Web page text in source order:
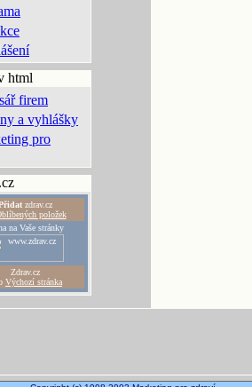
html
firem
a vyhlášky
pro
zdrav.cz
položek
na Vaše stránky
Zdrav.cz
Výchozí stránka